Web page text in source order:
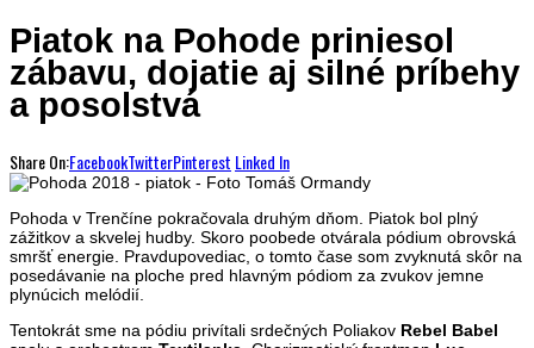
Piatok na Pohode priniesol
zábavu, dojatie aj silné príbehy
a posolstvá
Share On:FacebookTwitterPinterest Linked In
Pohoda v Trenčíne pokračovala druhým dňom. Piatok bol plný
zážitkov a skvelej hudby. Skoro poobede otvárala pódium obrovská
smršť energie. Pravdupovediac, o tomto čase som zvyknutá skôr na
posedávanie na ploche pred hlavným pódiom za zvukov jemne
plynúcich melódií.
Tentokrát sme na pódiu privítali srdečných Poliakov Rebel Babel